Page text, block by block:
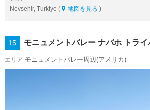
Nevsehir, Turkiye ( 地図を見る )
15 モニュメントバレー ナバホ トライ
エリア モニュメントバレー周辺(アメリカ)